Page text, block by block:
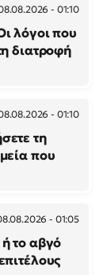
- 01:10
λόγοι που
διατροφή
- 01:10
τη
που
- 01:05
το αβγό